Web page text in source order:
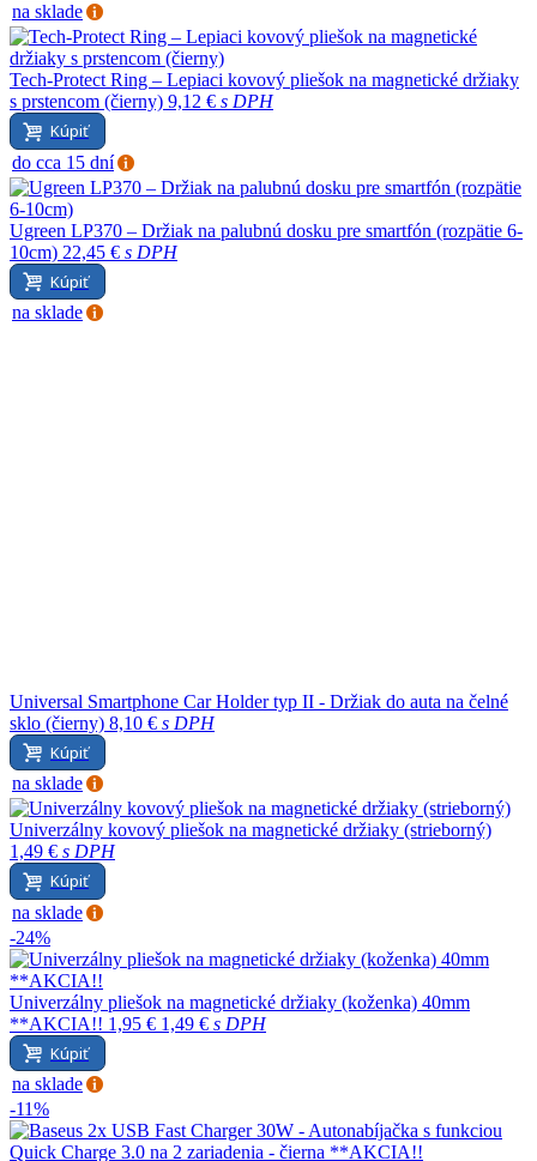
na sklade
Tech-Protect Ring – Lepiaci kovový pliešok na magnetické držiaky
s prstencom (čierny) 9,12 € s DPH
Kúpiť
do cca 15 dní
Ugreen LP370 – Držiak na palubnú dosku pre smartfón (rozpätie 6-
10cm) 22,45 € s DPH
Kúpiť
na sklade
Universal Smartphone Car Holder typ II - Držiak do auta na čelné
sklo (čierny) 8,10 € s DPH
Kúpiť
na sklade
Univerzálny kovový pliešok na magnetické držiaky (strieborný)
1,49 € s DPH
Kúpiť
na sklade
-24%
Univerzálny pliešok na magnetické držiaky (koženka) 40mm
**AKCIA!! 1,95 € 1,49 € s DPH
Kúpiť
na sklade
-11%